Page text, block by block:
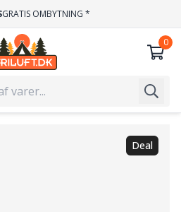
GRATIS OMBYTNING *
Deal